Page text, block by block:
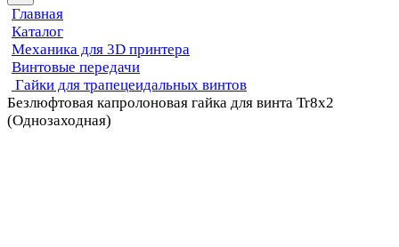
Главная
Каталог
Механика для 3D принтера
Винтовые передачи
Гайки для трапецеидальных винтов
Безлюфтовая капролоновая гайка для винта Tr8x2
(Однозаходная)